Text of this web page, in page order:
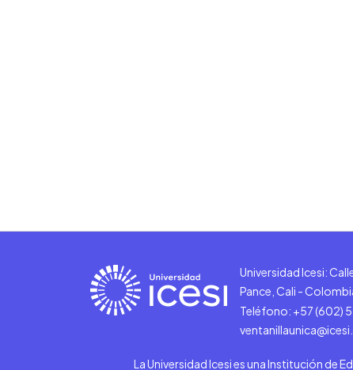
Universidad Icesi:
Pance, Cali -
Teléfono: +57 (602)
La Universidad Icesi es una Institución de